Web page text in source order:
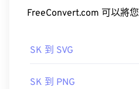
FreeConvert.com 可以將
SK 到 SVG
SK 到 PNG